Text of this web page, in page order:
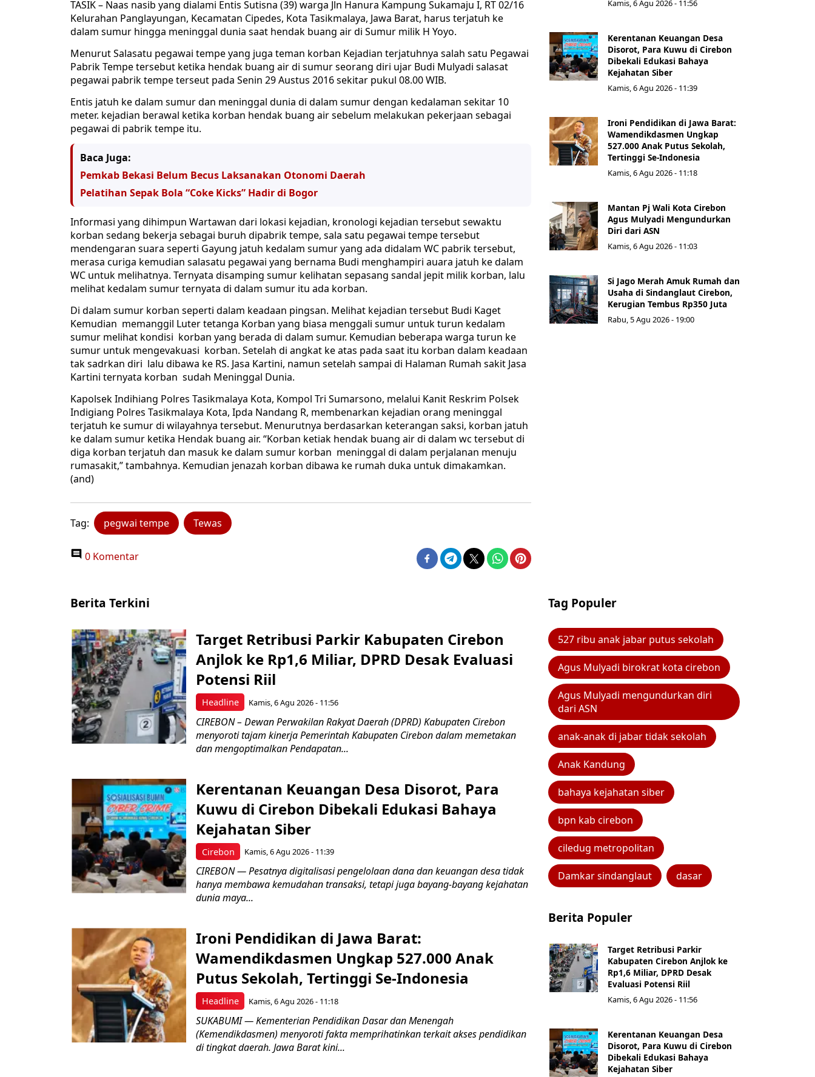
TASIK – Naas nasib yang dialami Entis Sutisna (39) warga Jln Hanura Kampung Sukamaju I, RT 02/16
Kelurahan Panglayungan, Kecamatan Cipedes, Kota Tasikmalaya, Jawa Barat, harus terjatuh ke
dalam sumur hingga meninggal dunia saat hendak buang air di Sumur milik H Yoyo.
Menurut Salasatu pegawai tempe yang juga teman korban Kejadian terjatuhnya salah satu Pegawai
Pabrik Tempe tersebut ketika hendak buang air di sumur seorang diri ujar Budi Mulyadi salasat
pegawai pabrik tempe terseut pada Senin 29 Austus 2016 sekitar pukul 08.00 WIB.
Entis jatuh ke dalam sumur dan meninggal dunia di dalam sumur dengan kedalaman sekitar 10
meter. kejadian berawal ketika korban hendak buang air sebelum melakukan pekerjaan sebagai
pegawai di pabrik tempe itu.
Baca Juga:
Pemkab Bekasi Belum Becus Laksanakan Otonomi Daerah
Pelatihan Sepak Bola “Coke Kicks” Hadir di Bogor
Informasi yang dihimpun Wartawan dari lokasi kejadian, kronologi kejadian tersebut sewaktu
korban sedang bekerja sebagai buruh dipabrik tempe, sala satu pegawai tempe tersebut
mendengaran suara seperti Gayung jatuh kedalam sumur yang ada didalam WC pabrik tersebut,
merasa curiga kemudian salasatu pegawai yang bernama Budi menghampiri auara jatuh ke dalam
WC untuk melihatnya. Ternyata disamping sumur kelihatan sepasang sandal jepit milik korban, lalu
melihat kedalam sumur ternyata di dalam sumur itu ada korban.
Di dalam sumur korban seperti dalam keadaan pingsan. Melihat kejadian tersebut Budi Kaget
Kemudian memanggil Luter tetanga Korban yang biasa menggali sumur untuk turun kedalam
sumur melihat kondisi korban yang berada di dalam sumur. Kemudian beberapa warga turun ke
sumur untuk mengevakuasi korban. Setelah di angkat ke atas pada saat itu korban dalam keadaan
tak sadrkan diri lalu dibawa ke RS. Jasa Kartini, namun setelah sampai di Halaman Rumah sakit Jasa
Kartini ternyata korban sudah Meninggal Dunia.
Kapolsek Indihiang Polres Tasikmalaya Kota, Kompol Tri Sumarsono, melalui Kanit Reskrim Polsek
Indigiang Polres Tasikmalaya Kota, Ipda Nandang R, membenarkan kejadian orang meninggal
terjatuh ke sumur di wilayahnya tersebut. Menurutnya berdasarkan keterangan saksi, korban jatuh
ke dalam sumur ketika Hendak buang air. “Korban ketiak hendak buang air di dalam wc tersebut di
diga korban terjatuh dan masuk ke dalam sumur korban meninggal di dalam perjalanan menuju
rumasakit,” tambahnya. Kemudian jenazah korban dibawa ke rumah duka untuk dimakamkan.
(and)
Tag: pegwai tempe Tewas
0 Komentar
Kamis, 6 Agu 2026 - 11:56
Kerentanan Keuangan Desa
Disorot, Para Kuwu di Cirebon
Dibekali Edukasi Bahaya
Kejahatan Siber
Kamis, 6 Agu 2026 - 11:39
Ironi Pendidikan di Jawa Barat:
Wamendikdasmen Ungkap
527.000 Anak Putus Sekolah,
Tertinggi Se-Indonesia
Kamis, 6 Agu 2026 - 11:18
Mantan Pj Wali Kota Cirebon
Agus Mulyadi Mengundurkan
Diri dari ASN
Kamis, 6 Agu 2026 - 11:03
Si Jago Merah Amuk Rumah dan
Usaha di Sindanglaut Cirebon,
Kerugian Tembus Rp350 Juta
Rabu, 5 Agu 2026 - 19:00
Berita Terkini
Headline
Target Retribusi Parkir Kabupaten Cirebon
Anjlok ke Rp1,6 Miliar, DPRD Desak Evaluasi
Potensi Riil
Kamis, 6 Agu 2026 - 11:56
CIREBON – Dewan Perwakilan Rakyat Daerah (DPRD) Kabupaten Cirebon
menyoroti tajam kinerja Pemerintah Kabupaten Cirebon dalam memetakan
dan mengoptimalkan Pendapatan...
Cirebon
Kerentanan Keuangan Desa Disorot, Para
Kuwu di Cirebon Dibekali Edukasi Bahaya
Kejahatan Siber
Kamis, 6 Agu 2026 - 11:39
CIREBON — Pesatnya digitalisasi pengelolaan dana dan keuangan desa tidak
hanya membawa kemudahan transaksi, tetapi juga bayang-bayang kejahatan
dunia maya...
Headline
Ironi Pendidikan di Jawa Barat:
Wamendikdasmen Ungkap 527.000 Anak
Putus Sekolah, Tertinggi Se-Indonesia
Kamis, 6 Agu 2026 - 11:18
SUKABUMI — Kementerian Pendidikan Dasar dan Menengah
(Kemendikdasmen) menyoroti fakta memprihatinkan terkait akses pendidikan
di tingkat daerah. Jawa Barat kini...
Tag Populer
527 ribu anak jabar putus sekolah
Agus Mulyadi birokrat kota cirebon
Agus Mulyadi mengundurkan diri
dari ASN
anak-anak di jabar tidak sekolah
Anak Kandung
bahaya kejahatan siber
bpn kab cirebon
ciledug metropolitan
Damkar sindanglaut dasar
Berita Populer
Target Retribusi Parkir
Kabupaten Cirebon Anjlok ke
Rp1,6 Miliar, DPRD Desak
Evaluasi Potensi Riil
Kamis, 6 Agu 2026 - 11:56
Kerentanan Keuangan Desa
Disorot, Para Kuwu di Cirebon
Dibekali Edukasi Bahaya
Kejahatan Siber